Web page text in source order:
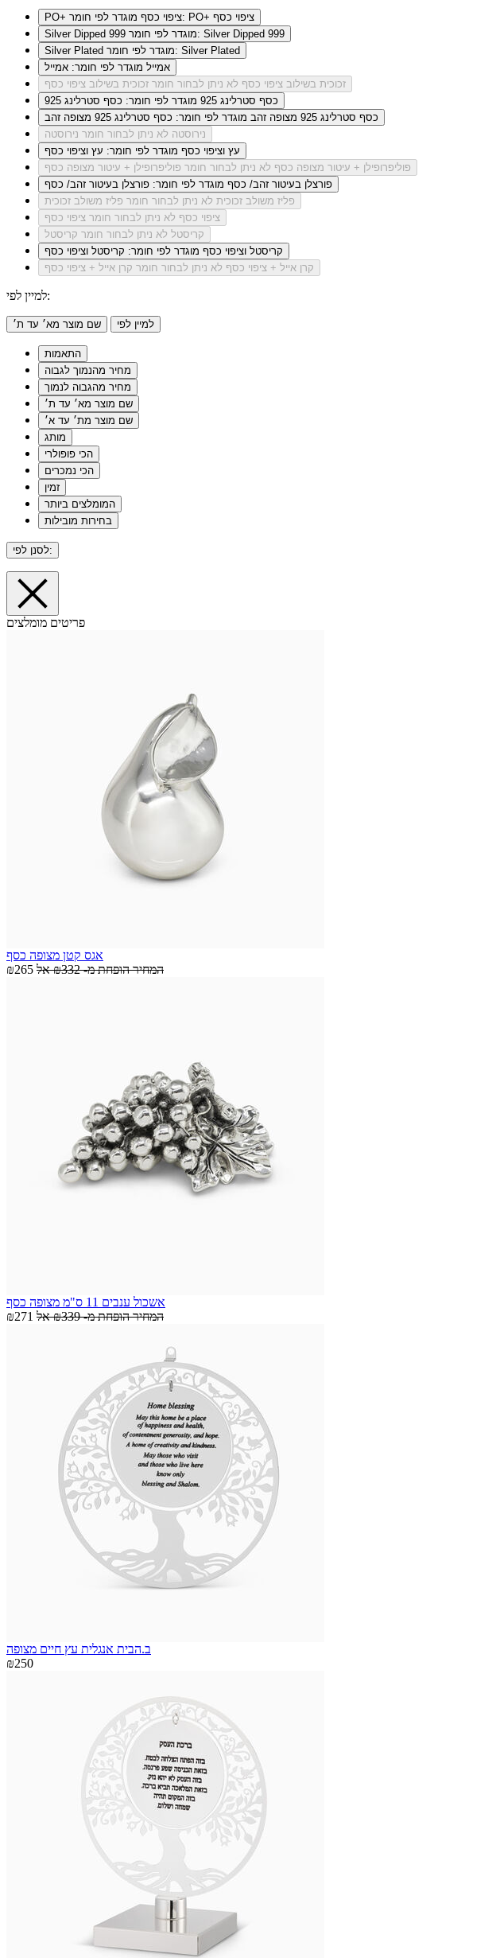
PO+ ציפוי כסף
מוגדר לפי חומר: PO+ ציפוי כסף
Silver Dipped 999
מוגדר לפי חומר: Silver Dipped 999
Silver Plated
מוגדר לפי חומר: Silver Plated
אמייל מוגדר לפי חומר: אמייל
זכוכית בשילוב ציפוי כסף לא ניתן לבחור חומר זכוכית בשילוב ציפוי כסף
כסף סטרלינג 925
מוגדר לפי חומר: כסף סטרלינג 925
כסף סטרלינג 925 מצופה זהב
מוגדר לפי חומר: כסף סטרלינג 925 מצופה זהב
נירוסטה לא ניתן לבחור חומר נירוסטה
עץ וציפוי כסף מוגדר לפי חומר: עץ וציפוי כסף
פוליפרופילן + עיטור מצופה כסף לא ניתן לבחור חומר פוליפרופילן + עיטור מצופה כסף
פורצלן בעיטור זהב/ כסף מוגדר לפי חומר: פורצלן בעיטור זהב/ כסף
פליז משולב זכוכית לא ניתן לבחור חומר פליז משולב זכוכית
ציפוי כסף לא ניתן לבחור חומר ציפוי כסף
קריסטל לא ניתן לבחור חומר קריסטל
קריסטל וציפוי כסף מוגדר לפי חומר: קריסטל וציפוי כסף
קרן אייל + ציפוי כסף לא ניתן לבחור חומר קרן אייל + ציפוי כסף
למיין לפי:
שם מוצר מא׳ עד ת׳ למיין לפי
התאמות
מחיר מהנמוך לגבוה
מחיר מהגבוה לנמוך
שם מוצר מא׳ עד ת׳
שם מוצר מת׳ עד א׳
מותג
הכי פופולרי
הכי נמכרים
זמין
המומלצים ביותר
בחירות מובילות
לסנן לפי:
פריטים מומלצים
אגס קטן מצופה כסף
₪265
המחיר הופחת מ-₪332 אל
אשכול ענבים 11 ס"מ מצופה כסף
₪271
המחיר הופחת מ-₪339 אל
ב.הבית אנגלית עץ חיים מצופה
₪250